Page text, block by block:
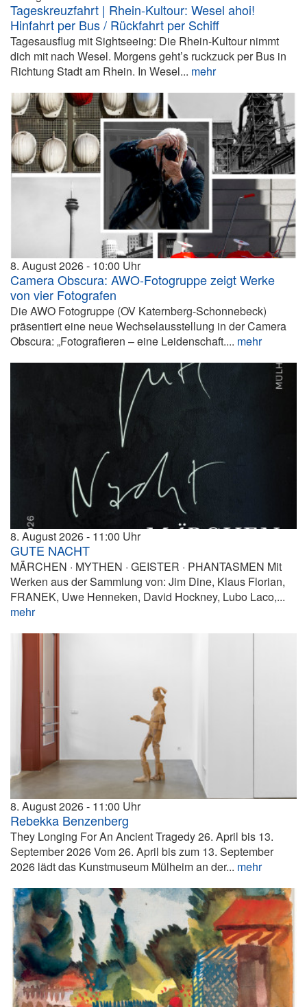
Tageskreuzfahrt | Rhein-Kultour: Wesel ahoi!
Hinfahrt per Bus / Rückfahrt per Schiff
Tagesausflug mit Sightseeing: Die Rhein-Kultour nimmt
dich mit nach Wesel. Morgens geht’s ruckzuck per Bus in
Richtung Stadt am Rhein. In Wesel... mehr
8. August 2026 10:00
Camera Obscura: AWO-Fotogruppe zeigt Werke
von vier Fotografen
Die AWO Fotogruppe (OV Katernberg-Schonnebeck)
präsentiert eine neue Wechselausstellung in der Camera
Obscura: „Fotografieren – eine Leidenschaft.... mehr
8. August 2026 11:00
GUTE NACHT
MÄRCHEN · MYTHEN · GEISTER · PHANTASMEN Mit
Werken aus der Sammlung von: Jim Dine, Klaus Florian,
FRANEK, Uwe Henneken, David Hockney, Lubo Laco,...
mehr
8. August 2026 11:00
Rebekka Benzenberg
They Longing For An Ancient Tragedy 26. April bis 13.
September 2026 Vom 26. April bis zum 13. September
2026 lädt das Kunstmuseum Mülheim an der... mehr